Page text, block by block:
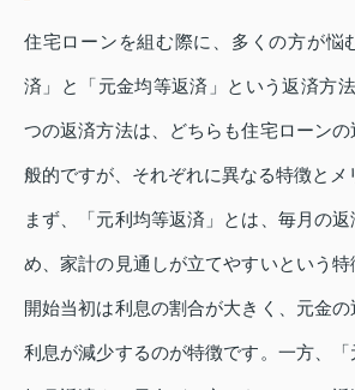
住宅ローンを組む際に、多くの方が悩
済」と「元金均等返済」という返済方
つの返済方法は、どちらも住宅ローン
般的ですが、それぞれに異なる特徴とメ
まず、「元利均等返済」とは、毎月の
め、家計の見通しが立てやすいという
開始当初は利息の割合が大きく、元金
利息が減少するのが特徴です。一方、「